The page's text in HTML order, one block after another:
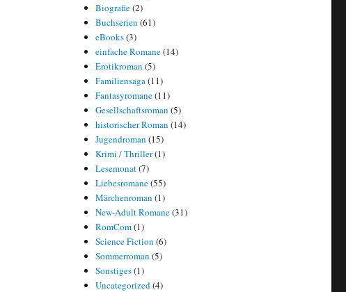
Biografie(2)
Buchserien (61)
eBooks(3)
einfache Romane(14)
Erotikroman (5)
Familiensaga(11)
Fantasyromane(11)
Gesellschaftsroman (5)
historischer Roman (14)
Jugendroman (15)
Krimi / Thriller(1)
Lesemonat(7)
Liebesromane(55)
Märchenroman (1)
New-Adult Romane(31)
RomCom(1)
Science Fiction (6)
Sommerroman (5)
Sonstiges(1)
Uncategorized(4)